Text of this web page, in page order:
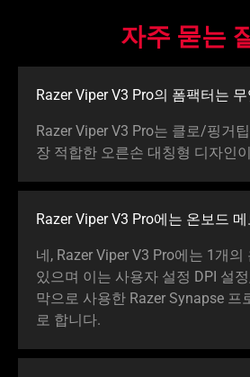
자주 묻는
Razer Viper V3 Pro의 폼팩터는 무
Razer Viper V3 Pro는 클로/핑거
장 적합한 오른손 대칭형 디자인
Razer Viper V3 Pro에는 온보드
네, Razer Viper V3 Pro에는 1개의
있으며 이는 사용자 설정 DPI 설
막으로 사용한 Razer Synapse 프
로 합니다.